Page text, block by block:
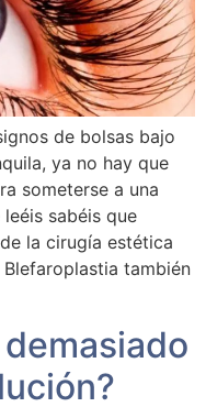
de bolsas bajo
ya no hay que
someterse a una
sabéis que
la cirugía estética
también